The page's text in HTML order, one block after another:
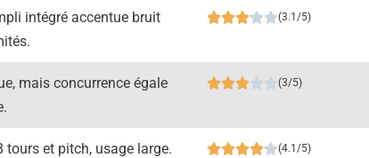
intégré accentue bruit
(3.1/5)
mais concurrence égale
(3/5)
tours et pitch, usage large. (4.1/5)